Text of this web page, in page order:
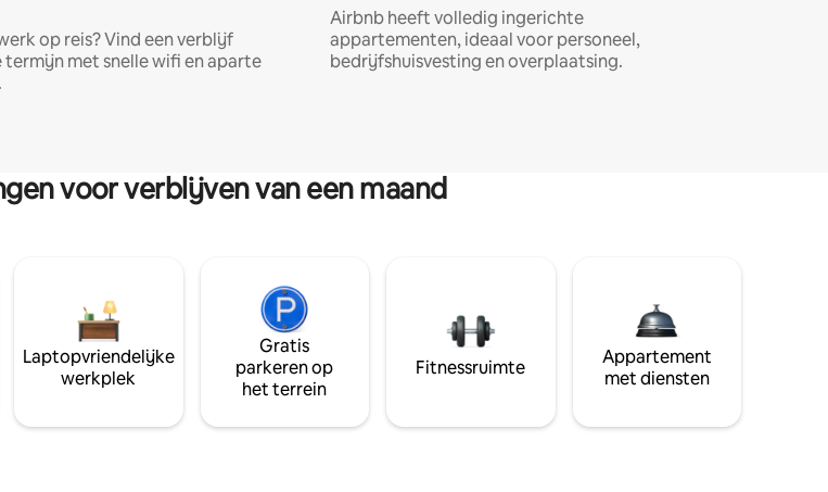
op reis? Vind een verblijf
termijn met snelle wifi en aparte
Airbnb heeft volledig ingerichte
appartementen, ideaal voor personeel,
bedrijfshuisvesting en overplaatsing.
voor verblijven van een maand
Laptopvriendelijke
werkplek
Gratis
parkeren op
het terrein
Fitnessruimte
Appartement
met diensten